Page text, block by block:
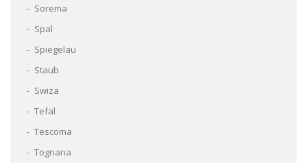
Sorema
Spal
Spiegelau
Staub
Swiza
Tefal
Tescoma
Tognana